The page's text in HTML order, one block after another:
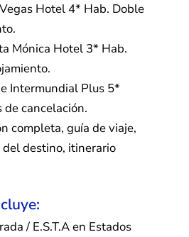
Hotel 4* Hab. Doble
Mónica Hotel 3* Hab.
Intermundial Plus 5*
cancelación.
completa, guía de viaje,
del destino, itinerario
/ E.S.T.A en Estados